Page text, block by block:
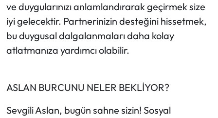
ve duygularınızı anlamlandırarak geçirmek size
iyi gelecektir. Partnerinizin desteğini hissetmek,
bu duygusal dalgalanmaları daha kolay
atlatmanıza yardımcı olabilir.
ASLAN BURCUNU NELER BEKLİYOR?
Sevgili Aslan, bugün sahne sizin! Sosyal